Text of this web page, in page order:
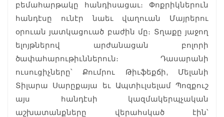
բեմահարթակը հանդիսացաւ։ Փոքրիկներուն
հանդէսը ունէր նաեւ վաղուան Մայրերու
օրուան յատկացուած բաժին մը։ Տղաքը յաջող
ելոյթներով արժանացան բոլորի
ծափահարութիւններուն։ Դասարանի
ուսուցիչները՝ Քումրու Թիւֆեքճի, Մելանի
Տիլարա Սարըքայա եւ Ապտիւլսելամ Պոզքուշ
այս հանդէսի կազմակերպչական
աշխատանքները վերահսկած էին՝